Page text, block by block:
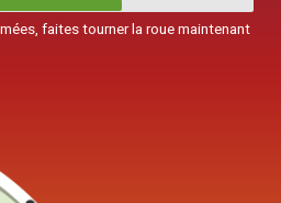
faites tourner la roue maintenant